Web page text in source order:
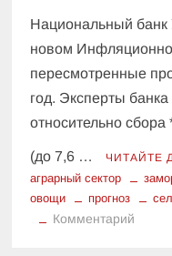
Национальный
новом
пересмотренные
год. Эксперты
относительно
(до 7,6 … ЧИТАЙТЕ
аграрный сектор
овощи
прогноз
Комментарий